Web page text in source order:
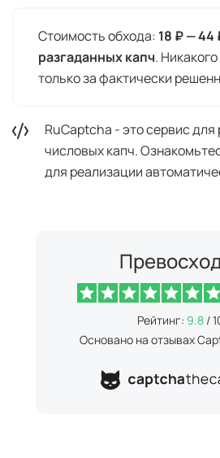
Стоимость обхода: 18 ₽ — 44
разгаданных капч.
только за фактически
RuCaptcha - это сервис
числовых капч.
для реализации
Рейтинг: 9.8/
Основано на отзывах